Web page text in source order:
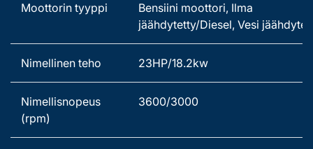
Moottorin tyyppi
Bensiini moottori, Ilma
jäähdytetty/Diesel, Vesi
Nimellinen teho 23HP/18.2kw
Nimellisnopeus
(rpm)
3600/3000